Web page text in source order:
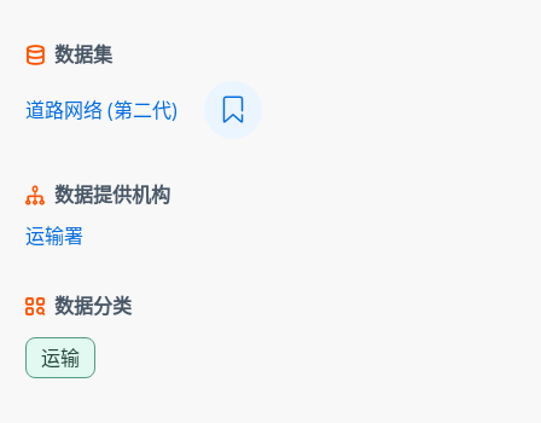
数据集
道路网络 (第二代)
数据提供机构
运输署
数据分类
运输